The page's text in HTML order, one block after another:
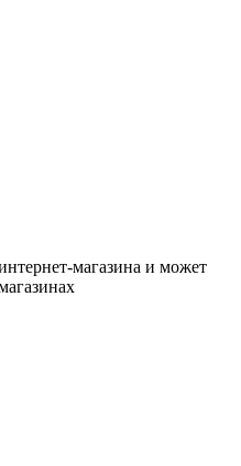
магазина и может